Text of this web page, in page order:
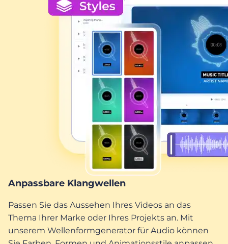
Anpassbare Klangwellen
Passen Sie das Aussehen Ihres Videos an das
Thema Ihrer Marke oder Ihres Projekts an. Mit
unserem Wellenformgenerator für Audio können